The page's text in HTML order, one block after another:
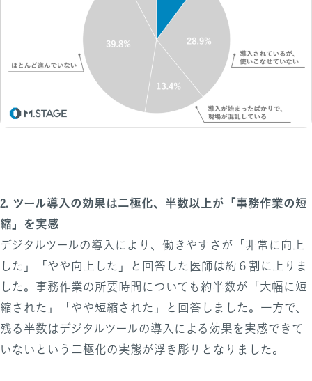
2. ツール導入の効果は二極化、半数以上が「事務作業の短
縮」を実感
デジタルツールの導入により、働きやすさが「非常に向上
した」「やや向上した」と回答した医師は約６割に上りま
した。事務作業の所要時間についても約半数が「大幅に短
縮された」「やや短縮された」と回答しました。一方で、
残る半数はデジタルツールの導入による効果を実感できて
いないという二極化の実態が浮き彫りとなりました。